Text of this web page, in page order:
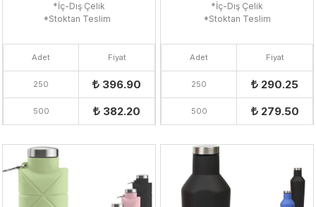
*İç-Dış Çelik
*Stoktan Teslim
Adet Fiyat
250 396.90
500 382.20
*İç-Dış Çelik
*Stoktan Teslim
Adet Fiyat
250 290.25
500 279.50